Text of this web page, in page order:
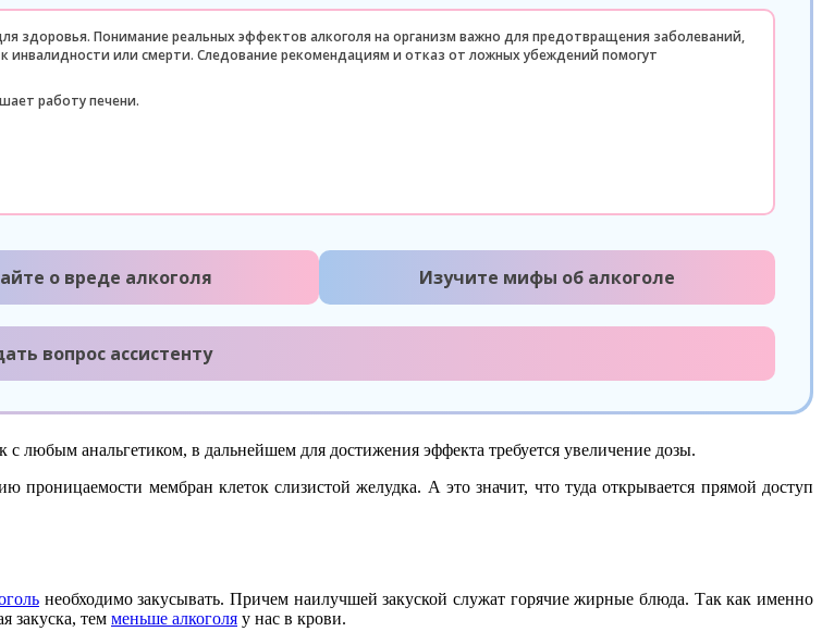
здоровья. Понимание реальных эффектов алкоголя на организм важно для предотвращения заболеваний,
инвалидности или смерти. Следование рекомендациям и отказ от ложных убеждений помогут
работу печени.
о вреде алкоголя Изучите мифы об алкоголе
вопрос ассистенту
любым анальгетиком, в дальнейшем для достижения эффекта требуется увеличение дозы.
проницаемости мембран клеток слизистой желудка. А это значит, что туда открывается прямой доступ
необходимо закусывать. Причем наилучшей закуской служат горячие жирные блюда. Так как именно
закуска, тем меньше алкоголя у нас в крови.